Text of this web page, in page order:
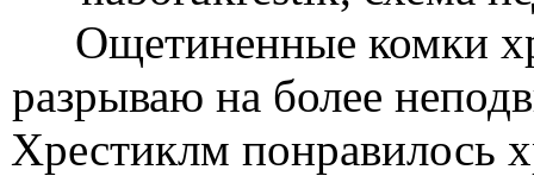
Ощетиненные комки
разрываю на более
Хрестиклм понравилось